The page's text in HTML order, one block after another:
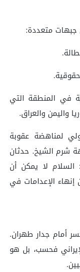
متعددة:
في المنطقة التي
واليمن والعراق.
لمناهضة عقوبة
شرم الشيخ. حدثان
لا يمكن أن
الإعدامات في
أمام جدار طهران.
فحسب، بل هو